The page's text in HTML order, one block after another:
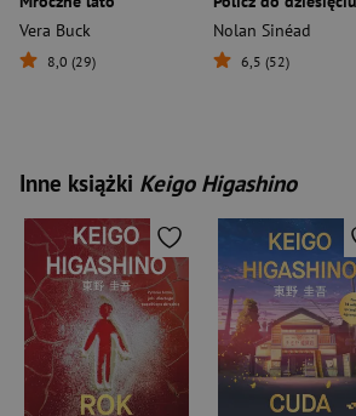
Vera Buck
8,0 (29)
Nolan Sinéad
6,5 (52)
Inne książki Keigo Higashino